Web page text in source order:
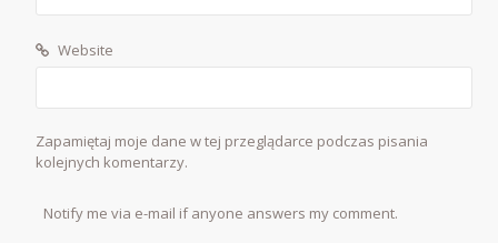
Website
Zapamiętaj moje dane w tej przeglądarce podczas pisania
kolejnych komentarzy.
Notify me via e-mail if anyone answers my comment.